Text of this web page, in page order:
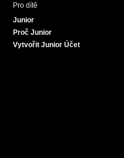
Pro dítě
Junior
Proč Junior
Vytvořit Junior Účet